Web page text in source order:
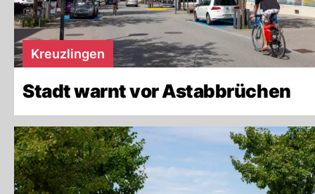
Kreuzlingen
Stadt warnt vor Astabbrüchen